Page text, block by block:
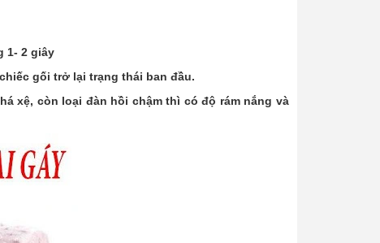
1- 2 giây
gối trở lại trạng thái ban đầu.
xệ, còn loại đàn hồi chậm thì có độ rám nắng và